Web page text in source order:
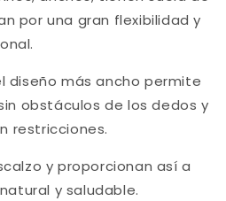
por una gran flexibilidad y
diseño más ancho permite
obstáculos de los dedos y
restricciones.
y proporcionan así a
y saludable.